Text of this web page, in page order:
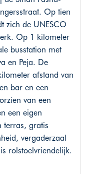
Op tien
zich de UNESCO
Op 1 kilometer
busstation met
en Peja. De
afstand van
bar en een
van een
een eigen
terras, gratis
vergaderzaal
rolstoelvriendelijk.